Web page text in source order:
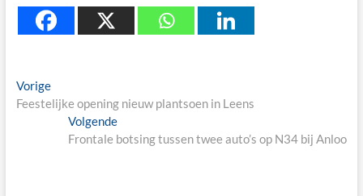
Berichtnavigatie
VorigePrevious
post:
Feestelijke opening nieuw plantsoen in Leens
VolgendeNext
post:
Frontale botsing tussen twee auto’s op N34 bij Anloo